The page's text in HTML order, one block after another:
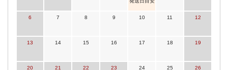
6 7 8 9 10 11 12
13 14 15 16 17 18 19
20 21 22 23 24 25 26